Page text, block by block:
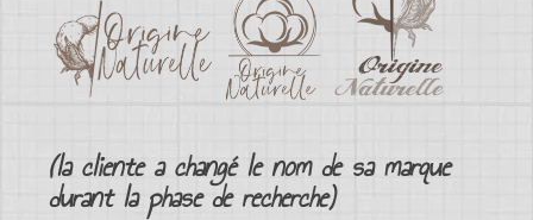
(la cliente a changé le nom de sa marque
durant la phase de recherche)